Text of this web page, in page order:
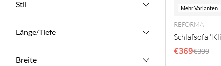
Stil
Länge/Tiefe
Breite
Mehr Varianten
REFORMA
Schlafsofa
€369€399